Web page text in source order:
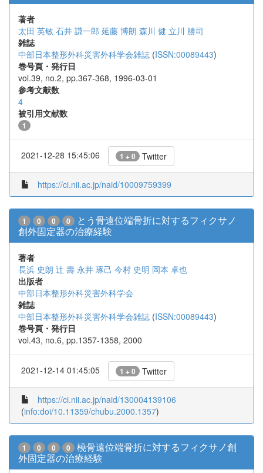
著者
太田 英敏 石井 謙一郎 延藤 博朗 森川 健 立川 勝司
雑誌
中部日本整形外科災害外科学会雑誌 (ISSN:00089443)
巻号頁・発行日
vol.39, no.2, pp.367-368, 1996-03-01
参考文献数
4
被引用文献数
1
2021-12-28 15:45:06 1 + 0 Twitter
https://ci.nii.ac.jp/naid/10009759399
1 0 0 0
とう骨遠位端骨折に対するフィクサノ
創外固定器の治療経験
著者
長浜 史朗 辻 壽 永井 琢己 今村 史明 岡本 卓也
出版者
中部日本整形外科災害外科学会
雑誌
中部日本整形外科災害外科学会雑誌 (ISSN:00089443)
巻号頁・発行日
vol.43, no.6, pp.1357-1358, 2000
2021-12-14 01:45:05 1 + 0 Twitter
https://ci.nii.ac.jp/naid/130004139106
(info:doi/10.11359/chubu.2000.1357)
1 0 0 0
橈骨遠位端骨折に対するフィクサノ創
外固定器の治療経験